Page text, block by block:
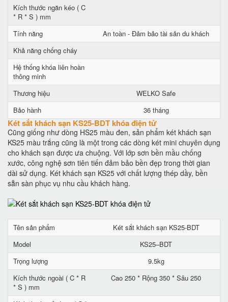
Kích thước ngăn kéo ( C
* R * S ) mm
Tính năng
An toàn - Đảm bảo tài sản du khách
Khả năng chống cháy
Hệ thống khóa liên hoàn
thông minh
Thương hiệu
WELKO Safe
Bảo hành
36 tháng
Két sắt khách sạn KS25-BDT khóa điện tử
Cũng giống như dòng HS25 màu đen, sản phẩm két khách sạn
KS25 màu trắng cũng là một trong các dòng két mini chuyên dụng
cho khách sạn được ưa chuộng. Với lớp sơn bền mầu chống
xước, công nghệ sơn tiên tiến đảm bảo bền đẹp trong thời gian
dài sử dụng. Két khách sạn KS25 với chất lượng thép dầy, bền
sẵn sàn phục vụ nhu cầu khách hàng.
Tên sản phẩm
Két sắt khách sạn KS25-BDT
Model
KS25–BDT
Trọng lượng
9.5kg
Kích thước ngoài ( C * R
* S ) mm
Cao 250 * Rộng 350 * Sâu 250